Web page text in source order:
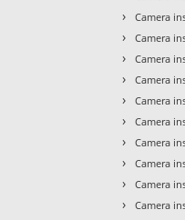
› Camera
› Camera
› Camera
› Camera
› Camera
› Camera
› Camera
› Camera
› Camera
› Camera